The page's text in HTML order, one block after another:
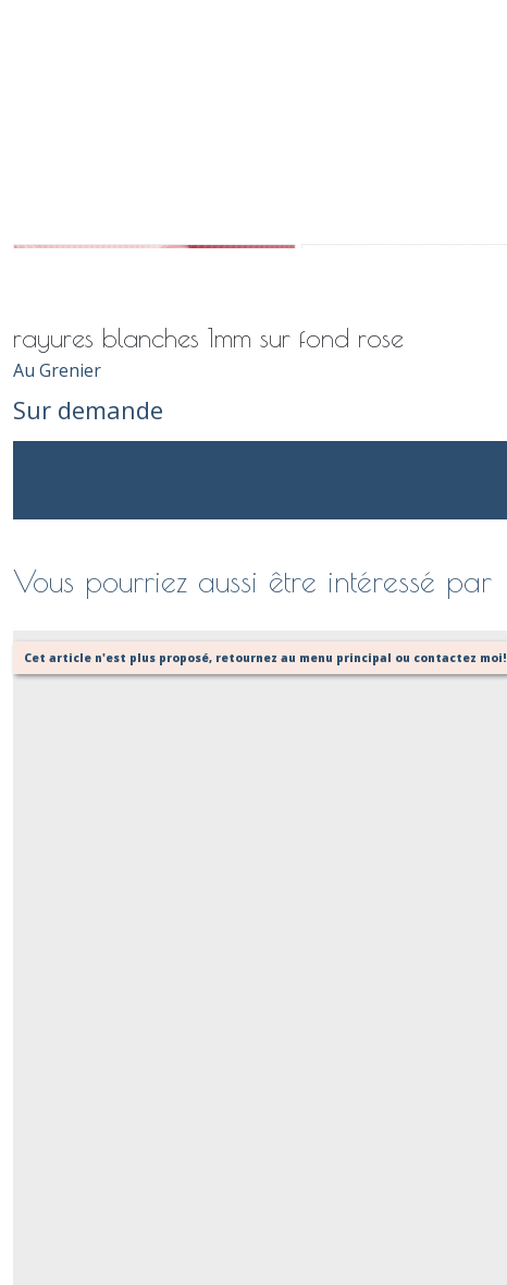
rayures blanches 1mm sur fond rose
Au Grenier
Sur demande
Vous pourriez aussi être intéressé par
Cet article n'est plus proposé, retournez au menu principal ou contactez moi!